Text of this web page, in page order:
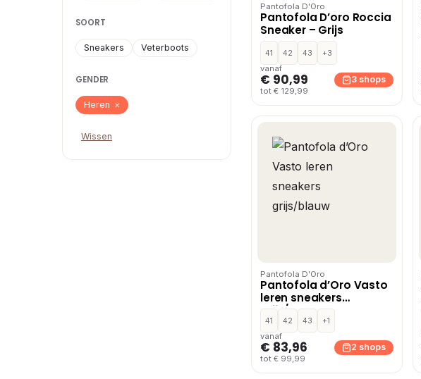
SOORT
Sneakers Veterboots
GENDER
Heren ×
Wissen
Pantofola D'Oro
Pantofola D’oro Roccia
Sneaker – Grijs
41 42 43
+3
vanaf
€ 90,99
tot € 129,99
3 shops
Pantofola D'Oro
Pantofola d’Oro Vasto
leren sneakers
grijs/blauw
41 42 43
+1
vanaf
€ 83,96
tot € 99,99
2 shops